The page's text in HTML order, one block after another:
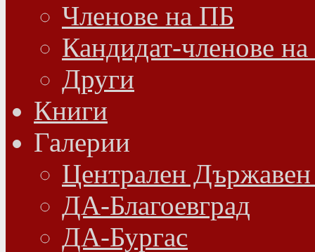
Членове на ПБ
Кандидат-членове
Други
Книги
Галерии
Централен
ДА-Благоевград
ДА-Бургас